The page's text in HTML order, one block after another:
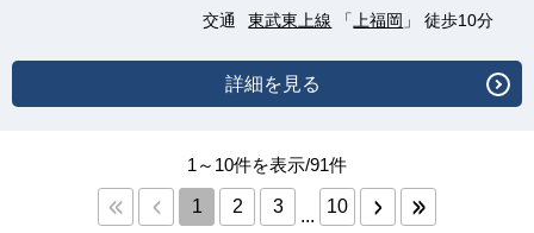
交通
東武東上線 「 上福岡 」 徒歩10分
詳細を見る
1～10件を表示/91件
1 2 3 ... 10